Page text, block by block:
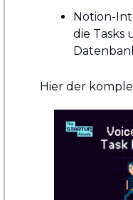
Notion-
die Tasks
Hier der